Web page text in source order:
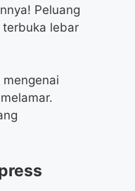
Peluang
terbuka lebar